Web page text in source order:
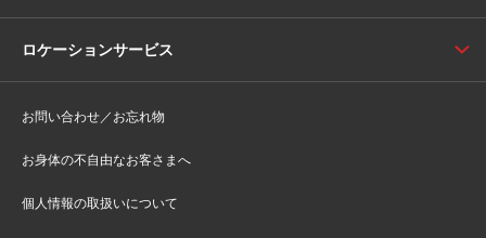
ロケーションサービス
お問い合わせ／お忘れ物
お身体の不自由なお客さまへ
個人情報の取扱いについて